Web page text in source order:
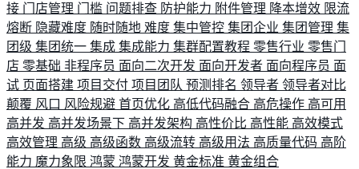
接 门店管理 门槛 问题排查 防护能力 附件管理 降本增效 限流
熔断 隐藏难度 随时随地 难度 集中管控 集团企业 集团管理 集
团级 集团统一 集成 集成能力 集群配置教程 零售行业 零售门
店 零基础 非程序员 面向二次开发 面向开发者 面向程序员 面
试 页面搭建 项目交付 项目团队 预测排名 领导者 领导者对比
颠覆 风口 风险规避 首页优化 高低代码融合 高危操作 高可用
高并发 高并发场景下 高并发架构 高性价比 高性能 高效模式
高效管理 高级 高级函数 高级流转 高级用法 高质量代码 高阶
能力 魔力象限 鸿蒙 鸿蒙开发 黄金标准 黄金组合